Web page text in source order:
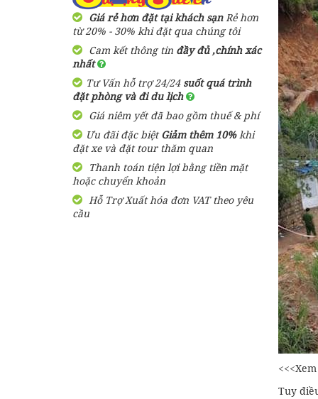
Giá rẻ hơn đặt tại khách sạnRẻ hơn
từ 20% - 30% khi đặt qua chúng tôi
Cam kết thông tin đầy đủ ,chính xác
nhất
Tư Vấn hỗ trợ 24/24 suốt quá trình
đặt phòng và đi du lịch
Giá niêm yết đã bao gồm thuế & phí
Ưu đãi đặc biệtGiảm thêm 10%khi
đặt xe và đặt tour thăm quan
Thanh toán tiện lợi bằng tiền mặt
hoặc chuyển khoản
Hỗ Trợ Xuất hóa đơn VAT theo yêu
cầu
Tuy